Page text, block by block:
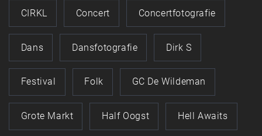
CIRKL Concert Concertfotografie
Dans Dansfotografie Dirk S
Festival Folk GC De Wildeman
Grote Markt Half Oogst Hell Awaits